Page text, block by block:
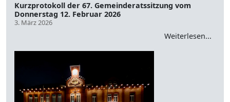
Kurzprotokoll der 67. Gemeinderatssitzung vom
Donnerstag 12. Februar 2026
3. März 2026
Weiterlesen...